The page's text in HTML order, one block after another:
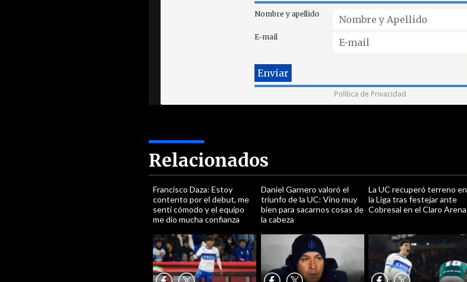
Nombre y apellido
E-mail
Política de Privacidad
Relacionados
Francisco Daza: Estoy
contento por el debut, me
sentí cómodo y el equipo
me dio mucha confianza
Daniel Garnero valoró el
triunfo de la UC: Vino muy
bien para sacarnos cosas de
la cabeza
La UC recuperó terreno en
la Liga tras festejar ante
Cobresal en el Claro Arena